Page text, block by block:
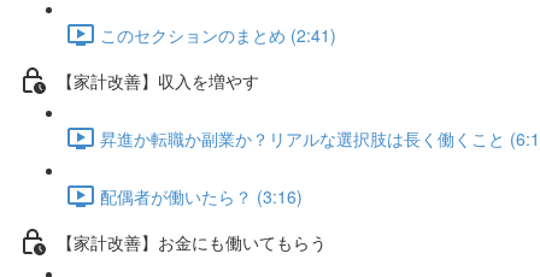
このセクションのまとめ (2:41)
【家計改善】収入を増やす
昇進か転職か副業か？リアルな選択肢は長く働くこと
配偶者が働いたら？ (3:16)
【家計改善】お金にも働いてもらう